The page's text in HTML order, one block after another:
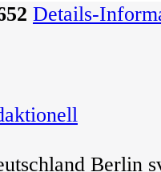
Details-
Berlin